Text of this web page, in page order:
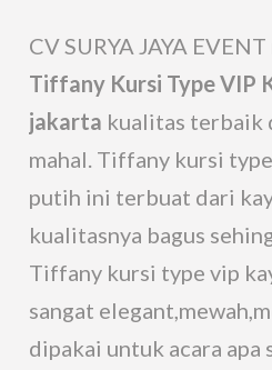
CV SURYA JAYA
Tiffany Kursi Type VIP
jakarta kualitas terbaik
mahal. Tiffany kursi
putih ini terbuat dari
kualitasnya bagus
Tiffany kursi type vip
sangat
dipakai untuk acara apa